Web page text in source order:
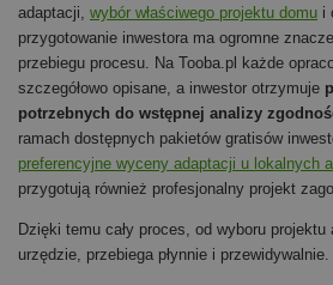
adaptacji, wybór właściwego projektu domu i
przygotowanie inwestora ma ogromne
przebiegu procesu. Na Tooba.pl każde
szczegółowo opisane, a inwestor otrzymuje
potrzebnych do wstępnej analizy
ramach dostępnych pakietów gratisów
preferencyjne wyceny adaptacji u lokalnych
przygotują również profesjonalny projekt
Dzięki temu cały proces, od wyboru projektu
urzędzie, przebiega płynnie i przewidywalnie.